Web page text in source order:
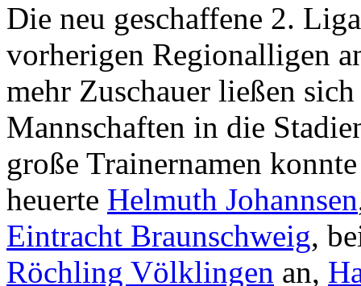
Die neu geschaffene 2.
vorherigen Regionalligen
mehr Zuschauer ließen
Mannschaften in die
große Trainernamen
heuerte Helmuth Johannsen
Eintracht Braunschweig,
Röchling Völklingen an,